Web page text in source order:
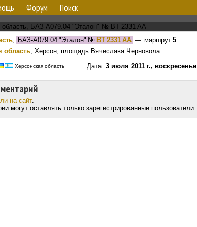
Форум Поиск
, БАЗ-А079.04 "Эталон" № BT 2331 AA — маршрут 5
область, Херсон, площадь Вячеслава Черновола
Херсонская областьДата: 3 июля 2011 г., воскресенье
на сайт.
могут оставлять только зарегистрированные пользователи.